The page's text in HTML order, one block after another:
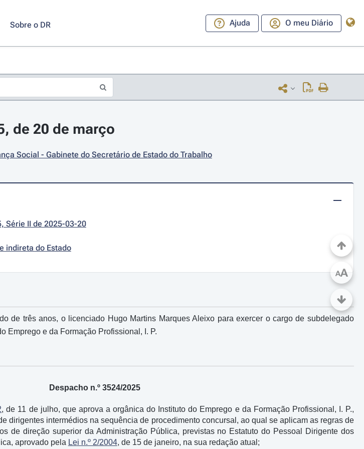
Sobre o DR Ajuda O meu Diário
de 20 de março
Social - Gabinete do Secretário de Estado do Trabalho
Série II de 2025-03-20
indireta do Estado
de três anos, o licenciado Hugo Martins Marques Aleixo para exercer o cargo de subdelegado
Emprego e da Formação Profissional, I. P.
Despacho n.º 3524/2025
, de 11 de julho, que aprova a orgânica do Instituto do Emprego e da Formação Profissional, I. P.,
dirigentes intermédios na sequência de procedimento concursal, ao qual se aplicam as regras de
de direção superior da Administração Pública, previstas no Estatuto do Pessoal Dirigente dos
aprovado pela Lei n.º 2/2004, de 15 de janeiro, na sua redação atual;
AA